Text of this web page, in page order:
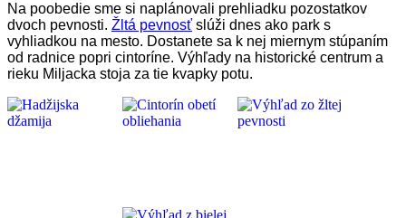
Na poobedie sme si naplánovali prehliadku pozostatkov
dvoch pevnosti. Žltá pevnosť slúži dnes ako park s
vyhliadkou na mesto. Dostanete sa k nej miernym stúpaním
od radnice popri cintoríne. Výhľady na historické centrum a
rieku Miljacka stoja za tie kvapky potu.